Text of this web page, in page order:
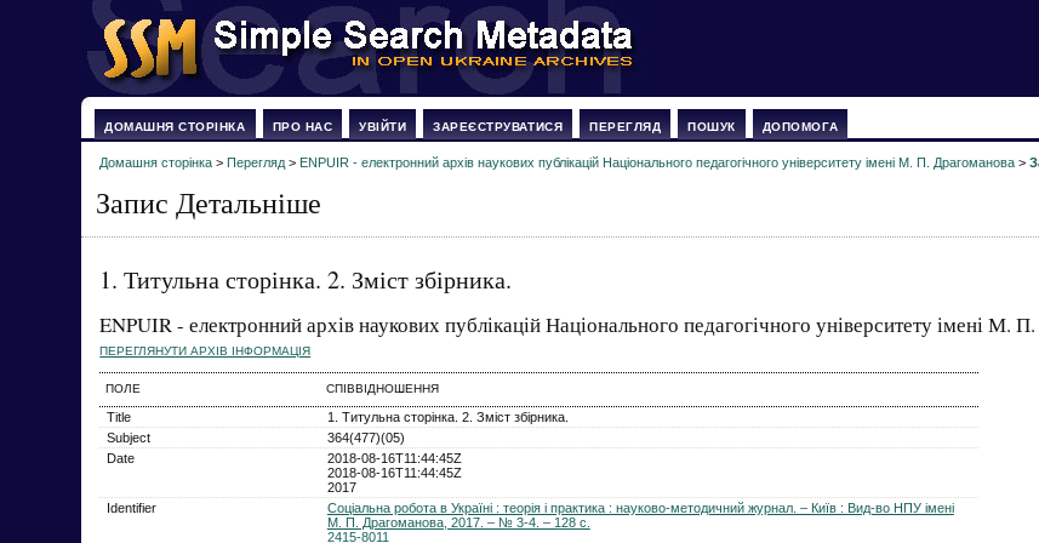
ДОМАШНЯ СТОРІНКА ПРО НАС УВІЙТИ ЗАРЕЄСТРУВАТИСЯ ПЕРЕГЛЯД ПОШУК ДОПОМОГА
Домашня сторінка >Перегляд > ENPUIR - електронний архів наукових публікацій Національного педагогічного університету імені М. П. Драгоманова >
Запис Детальніше
1. Титульна сторінка. 2. Зміст збірника.
ENPUIR - електронний архів наукових публікацій Національного педагогічного університету імені М.
ПЕРЕГЛЯНУТИ АРХІВ ІНФОРМАЦІЯ
ПОЛЕ СПІВВІДНОШЕННЯ
Title
1. Титульна сторінка. 2. Зміст збірника.
Subject
364(477)(05)
Date
2018-08-16T11:44:45Z
2018-08-16T11:44:45Z
2017
Identifier
Соціальна робота в Україні : теорія і практика : науково-методичний журнал. – Київ : Вид-во НПУ імені
М. П. Драгоманова, 2017. – № 3-4. – 128 с.
2415-8011